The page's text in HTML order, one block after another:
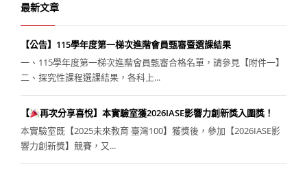
最新文章
【公告】115學年度第一梯次進階會員甄審暨選課結果
一、115學年度第一梯次進階會員甄審合格名單，請參見【附件一】
二、探究性課程選課結果，各科上...
【
再次分享喜悅】本實驗室獲2026IASE影響力創新獎入圍獎！
本實驗室既【2025未來教育 臺灣100】獲獎後，參加【2026IASE影
響力創新獎】競賽，又...